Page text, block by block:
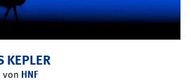
KEPLER
von HNF